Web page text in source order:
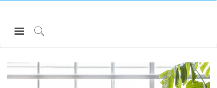
Open
Navigation
产品